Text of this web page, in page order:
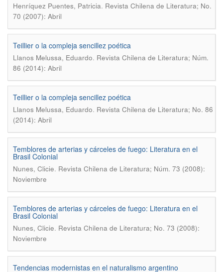
Henríquez Puentes, Patricia. Revista Chilena de Literatura; No.
70 (2007): Abril
Teillier o la compleja sencillez poética
Llanos Melussa, Eduardo. Revista Chilena de Literatura; Núm.
86 (2014): Abril
Teillier o la compleja sencillez poética
Llanos Melussa, Eduardo. Revista Chilena de Literatura; No. 86
(2014): Abril
Temblores de arterias y cárceles de fuego: Literatura en el
Brasil Colonial
Nunes, Clicie. Revista Chilena de Literatura; Núm. 73 (2008):
Noviembre
Temblores de arterias y cárceles de fuego: Literatura en el
Brasil Colonial
Nunes, Clicie. Revista Chilena de Literatura; No. 73 (2008):
Noviembre
Tendencias modernistas en el naturalismo argentino